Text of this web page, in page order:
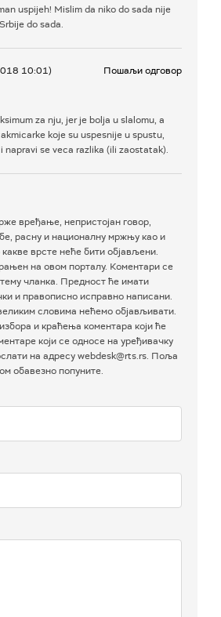
uspijeh! Mislim da niko do sada nije
do sada.
10:01)
Пошаљи одговор
za nju, jer je bolja u slalomu, a
koje su uspesnije u spustu,
napravi se veca razlika (ili zaostatak).
вређање, непристојан говор,
расну и националну мржњу као и
врсте неће бити објављени.
на овом порталу. Коментари се
чланка. Предност ће имати
и правописно исправно написани.
словима нећемо објављивати.
и краћења коментара који ће
који се односе на уређивачку
на адресу webdesk@rts.rs. Поља
обавезно попуните.